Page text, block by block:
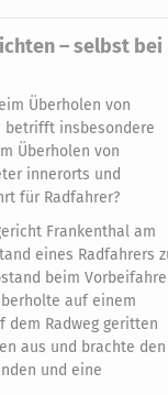
– selbst bei
Überholen von
betrifft insbesondere
Überholen von
innerorts und
für Radfahrer?
Frankenthal am
eines Radfahrers
beim
auf einem
dem Radweg geritten
aus und brachte den
und eine